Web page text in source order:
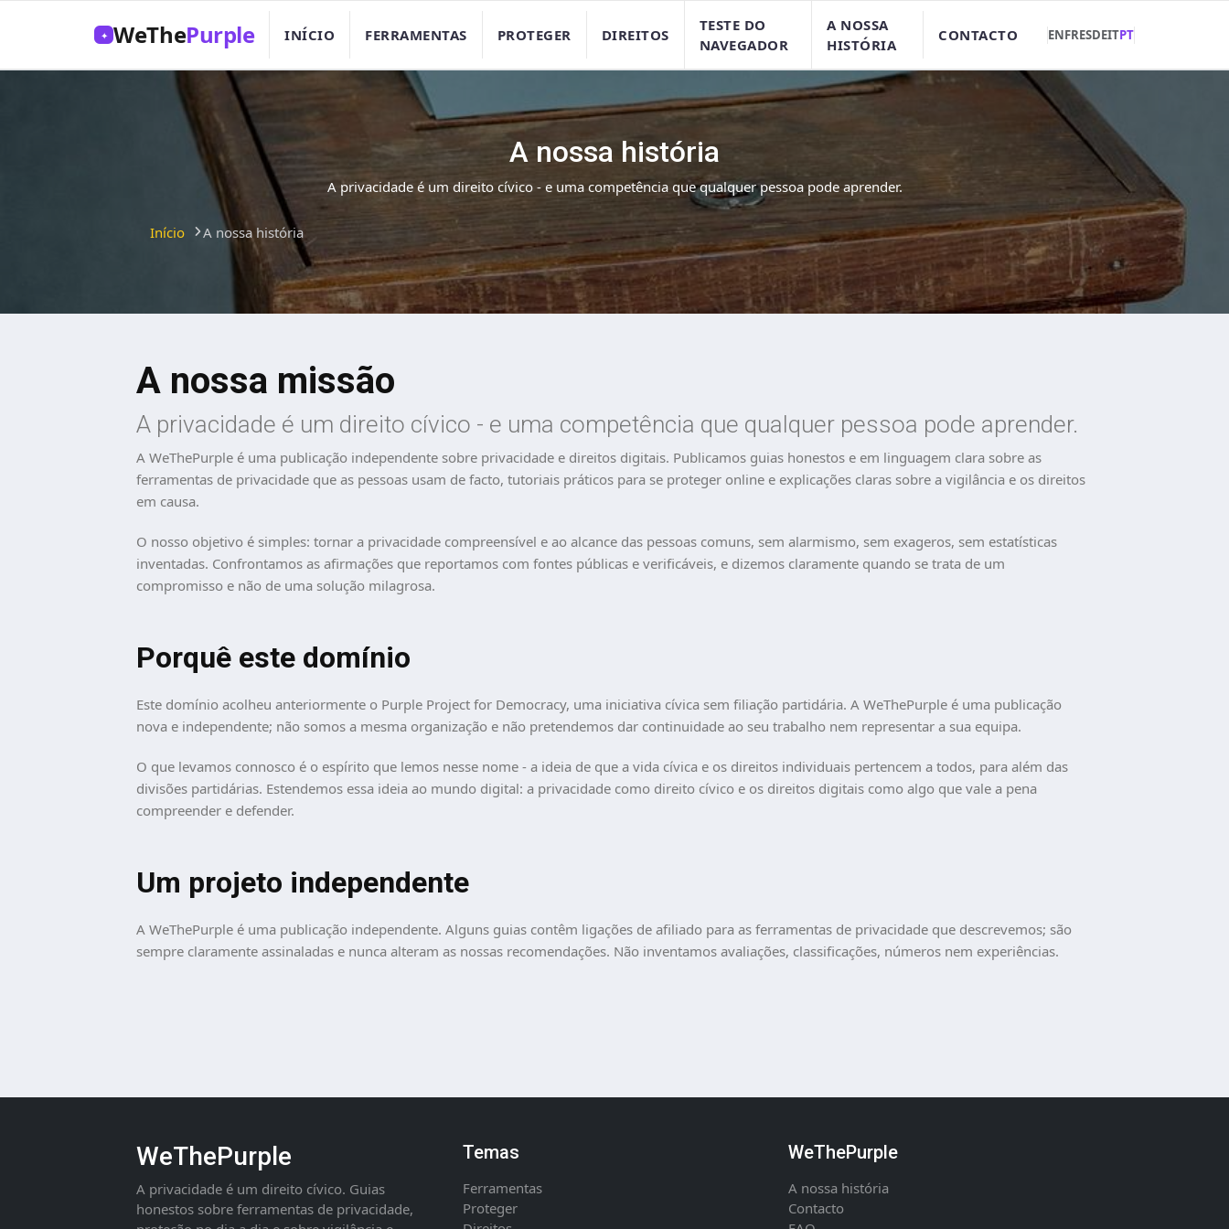
✦ WeThePurple INÍCIO FERRAMENTAS PROTEGER DIREITOS
TESTE DO
NAVEGADOR
A NOSSA
HISTÓRIA
CONTACTO ENFRESDEITPT
A nossa história
A privacidade é um direito cívico - e uma competência que qualquer pessoa pode aprender.
Início A nossa história
A nossa missão
A privacidade é um direito cívico - e uma competência que qualquer pessoa pode aprender.
A WeThePurple é uma publicação independente sobre privacidade e direitos digitais. Publicamos guias honestos e em linguagem clara sobre as
ferramentas de privacidade que as pessoas usam de facto, tutoriais práticos para se proteger online e explicações claras sobre a vigilância e os direitos
em causa.
O nosso objetivo é simples: tornar a privacidade compreensível e ao alcance das pessoas comuns, sem alarmismo, sem exageros, sem estatísticas
inventadas. Confrontamos as afirmações que reportamos com fontes públicas e verificáveis, e dizemos claramente quando se trata de um
compromisso e não de uma solução milagrosa.
Porquê este domínio
Este domínio acolheu anteriormente o Purple Project for Democracy, uma iniciativa cívica sem filiação partidária. A WeThePurple é uma publicação
nova e independente; não somos a mesma organização e não pretendemos dar continuidade ao seu trabalho nem representar a sua equipa.
O que levamos connosco é o espírito que lemos nesse nome - a ideia de que a vida cívica e os direitos individuais pertencem a todos, para além das
divisões partidárias. Estendemos essa ideia ao mundo digital: a privacidade como direito cívico e os direitos digitais como algo que vale a pena
compreender e defender.
Um projeto independente
A WeThePurple é uma publicação independente. Alguns guias contêm ligações de afiliado para as ferramentas de privacidade que descrevemos; são
sempre claramente assinaladas e nunca alteram as nossas recomendações. Não inventamos avaliações, classificações, números nem experiências.
WeThePurple
A privacidade é um direito cívico. Guias
honestos sobre ferramentas de privacidade,
Temas
Ferramentas
Proteger
WeThePurple
A nossa história
Contacto